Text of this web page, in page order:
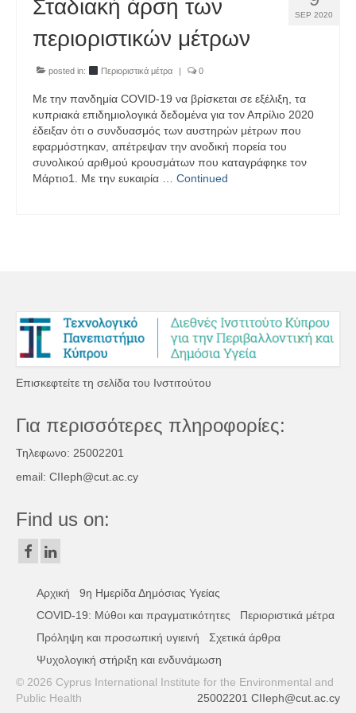
SEP 2020
Σταδιακή άρση των
περιοριστικών μέτρων
posted in: Περιοριστικά μέτρα | 0
Με την πανδημία COVID-19 να βρίσκεται σε εξέλιξη, τα
κυπριακά επιδημιολογικά δεδομένα για τον Απρίλιο 2020
έδειξαν ότι ο συνδυασμός των αυστηρών μέτρων που
εφαρμόστηκαν, απέτρεψαν την ανοδική πορεία του
συνολικού αριθμού κρουσμάτων που καταγράφηκε τον
Μάρτιο1. Με την ευκαιρία … Continued
Επισκεφτείτε τη σελίδα του Ινστιτούτου
Για περισσότερες πληροφορίες:
Τηλεφωνο: 25002201
email: CIIeph@cut.ac.cy
Find us on:
Αρχική
9η Ημερίδα Δημόσιας Υγείας
COVID-19: Μύθοι και πραγματικότητες
Περιοριστικά μέτρα
Πρόληψη και προσωπική υγιεινή
Σχετικά άρθρα
Ψυχολογική στήριξη και ενδυνάμωση
© 2026 Cyprus International Institute for the Environmental and
Public Health
25002201 CIIeph@cut.ac.cy